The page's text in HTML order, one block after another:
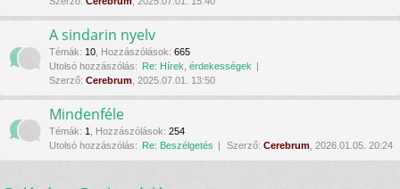
A sindarin nyelv
Témák: 10 Hozzászólások: 665
Utolsó hozzászólás: Re: Hírek, érdekességek
Szerző: Cerebrum , 2025.07.01. 13:50
Mindenféle
Témák: 1 Hozzászólások: 254
Utolsó hozzászólás: Re: Beszélgetés Szerző: Cerebrum , 2026.01.05. 20:24